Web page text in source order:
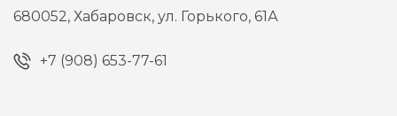
680052,Хабаровск,ул. Горького, 61А
+7 (908) 653-77-61